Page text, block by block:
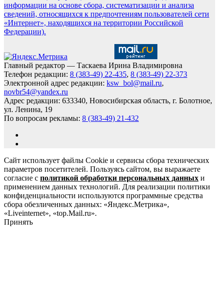
информации на основе сбора, систематизации и анализа
сведений, относящихся к предпочтениям пользователей сети
«Интернет», находящихся на территории Российской
Федерации).
Главный редактор — Таскаева Ирина Владимировна
Телефон редакции: 8 (383-49) 22-435, 8 (383-49) 22-373
Электронной адрес редакции: ksw_bol@mail.ru,
novbr54@yandex.ru
Адрес редакции: 633340, Новосибирская область, г. Болотное,
ул. Ленина, 19
По вопросам рекламы: 8 (383-49) 21-432
Сайт использует файлы Cookie и сервисы сбора технических
параметров посетителей. Пользуясь сайтом, вы выражаете
согласие с политикой обработки персональных данных и
применением данных технологий. Для реализации политики
конфиденциальности используются программные средства
сбора обезличенных данных: «Яндекс.Метрика»,
«Liveinternet», «top.Mail.ru».
Принять